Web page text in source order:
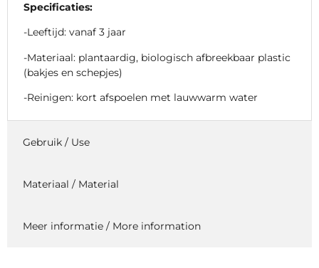
Specificaties:
-Leeftijd: vanaf 3 jaar
-Materiaal: plantaardig, biologisch afbreekbaar plastic
(bakjes en schepjes)
-Reinigen: kort afspoelen met lauwwarm water
Gebruik / Use
Materiaal / Material
Meer informatie / More information